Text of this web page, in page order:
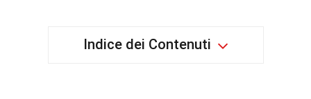
Indice dei Contenuti